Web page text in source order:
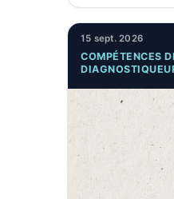
15 sept. 2026
COMPÉTENCES